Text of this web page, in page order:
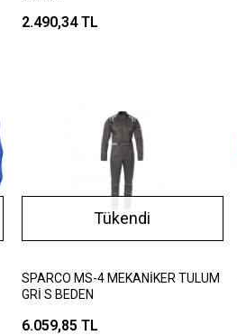
2.490,34 TL
Tükendi
SPARCO MS-4 MEKANİKER TULUM
GRİ S BEDEN
6.059,85 TL